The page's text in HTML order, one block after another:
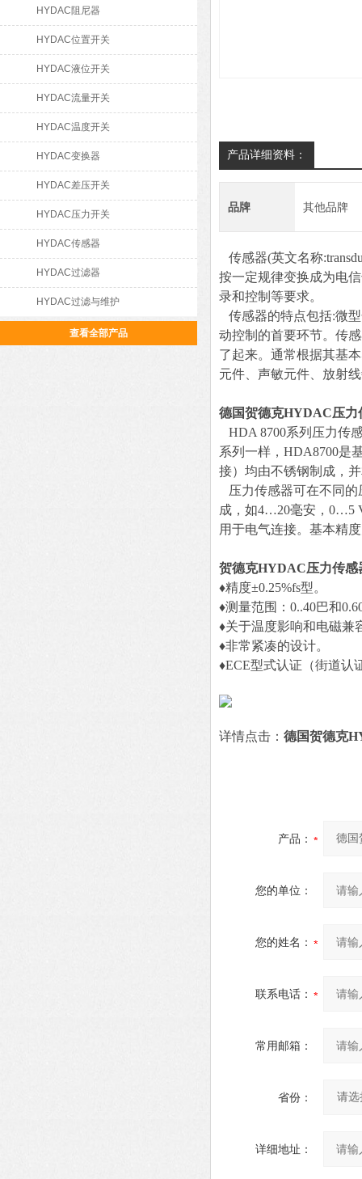
HYDAC阻尼器
HYDAC位置开关
HYDAC液位开关
HYDAC流量开关
HYDAC温度开关
HYDAC变换器
HYDAC差压开关
HYDAC压力开关
HYDAC传感器
HYDAC过滤器
HYDAC过滤与维护
查看全部产品
产品详细资料：
品牌 其他品牌
传感器(英文名称
按一定规律变换成为电
录和控制等要求。
传感器的特点包括:微
动控制的首要环节。传
了起来。通常根据其基
元件、声敏元件、放射
德国贺德克HYDAC压力
HDA 8700系列压力传
系列一样，HDA8700是
接）均由不锈钢制成，
压力传感器可在不同
成，如4…20毫安，0…5
用于电气连接。基本精
贺德克HYDAC压力传感
♦精度±0.25%fs型。
♦测量范围：0..40巴和
♦关于温度影响和电磁兼
♦非常紧凑的设计。
♦ECE型式认证（街道认
详情点击： 德国贺德克
产品：
您的单位：
您的姓名：
联系电话：
常用邮箱：
省份：
详细地址：